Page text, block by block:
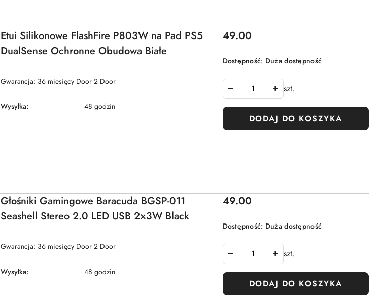
Etui Silikonowe FlashFire P803W na Pad PS5
DualSense Ochronne Obudowa Białe
Gwarancja: 36 miesięcy Door 2 Door
Wysyłka: 48 godzin
Cena:
49.00
Dostępność: Duża dostępność
szt.
DODAJ DO KOSZYKA
Głośniki Gamingowe Baracuda BGSP-011
Seashell Stereo 2.0 LED USB 2×3W Black
Gwarancja: 36 miesięcy Door 2 Door
Wysyłka: 48 godzin
Cena:
49.00
Dostępność: Duża dostępność
szt.
DODAJ DO KOSZYKA